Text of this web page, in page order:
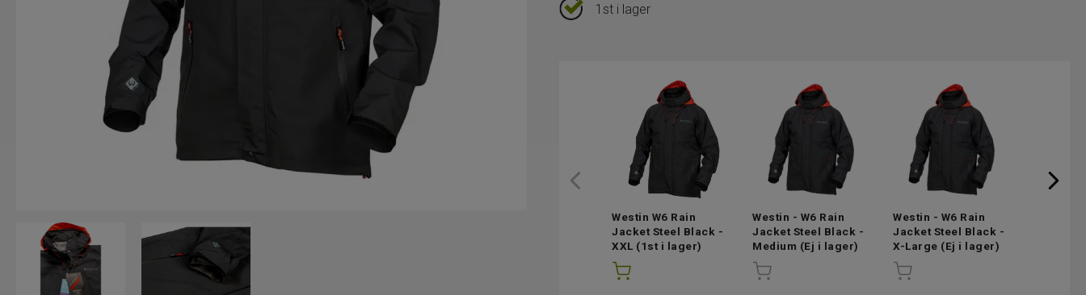
1st i lager
Westin W6 Rain
Jacket Steel Black -
XXL (1st i lager)
Westin - W6 Rain
Jacket Steel Black -
Medium (Ej i lager)
Westin - W6 Rain
Jacket Steel Black -
X-Large (Ej i lager)